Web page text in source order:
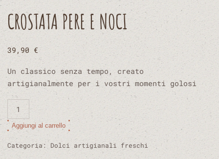
CROSTATA PERE E NOCI
39,90 €
Un classico senza tempo, creato
artigianalmente per i vostri momenti golosi
Crostata
pere
e
noci
quantità
Aggiungi al carrello Alternative:
Categoria: Dolci artigianali freschi